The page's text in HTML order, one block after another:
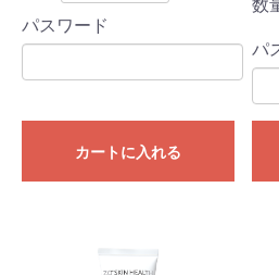
パスワード
カートに入れる
数
パ